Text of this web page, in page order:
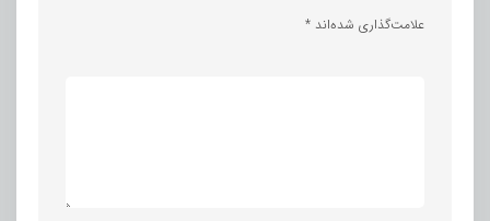
علامت‌گذاری شده‌اند *